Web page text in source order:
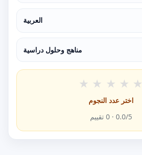
العربية
مناهج وحلول دراسية
★ ★ ★ ★ ★
اختر عدد النجوم
0.0/5 ·
0 تقييم